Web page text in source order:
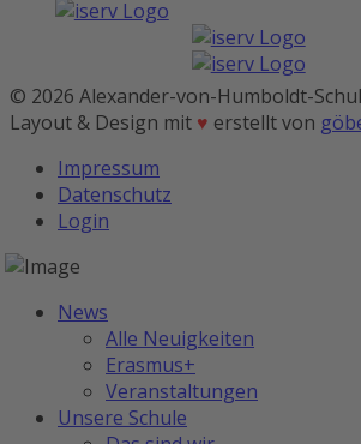
© 2026 Alexander-von-Humboldt-
Layout & Design mit ♥ erstellt von
Impressum
Datenschutz
Login
News
Alle Neuigkeiten
Erasmus+
Veranstaltungen
Unsere Schule